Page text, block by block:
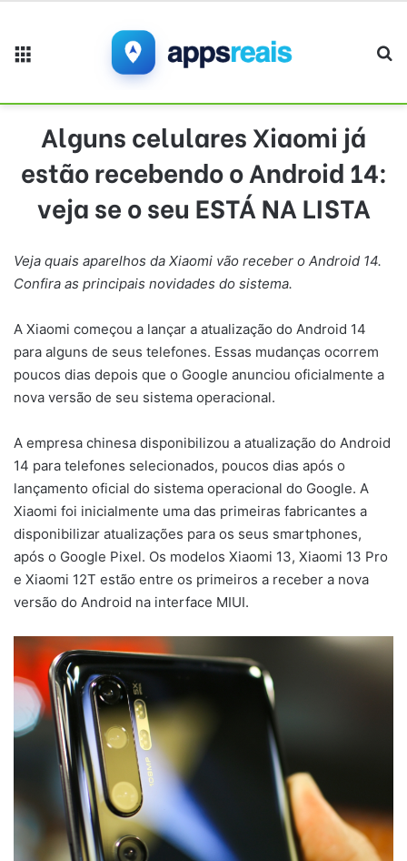
Alguns celulares Xiaomi já
estão recebendo o Android 14:
veja se o seu ESTÁ NA LISTA
Veja quais aparelhos da Xiaomi vão receber o Android 14.
Confira as principais novidades do sistema.
A Xiaomi começou a lançar a atualização do Android 14
para alguns de seus telefones. Essas mudanças ocorrem
poucos dias depois que o Google anunciou oficialmente a
nova versão de seu sistema operacional.
A empresa chinesa disponibilizou a atualização do Android
14 para telefones selecionados, poucos dias após o
lançamento oficial do sistema operacional do Google. A
Xiaomi foi inicialmente uma das primeiras fabricantes a
disponibilizar atualizações para os seus smartphones,
após o Google Pixel. Os modelos Xiaomi 13, Xiaomi 13 Pro
e Xiaomi 12T estão entre os primeiros a receber a nova
versão do Android na interface MIUI.